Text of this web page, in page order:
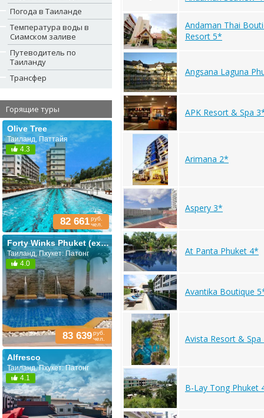
Погода в Таиланде
Температура воды в
Сиамском заливе
Путеводитель по
Таиланду
Трансфер
Горящие туры
Olive Tree
Таиланд, Паттайя
4.3
82 661руб.
чел.
Forty Winks Phuket (ex. Arimana)
Таиланд, Пхукет: Патонг
4.0
83 639руб.
чел.
Alfresco
Таиланд, Пхукет: Патонг
4.1
Andaman Thai
Resort 5*
Angsana Laguna
APK Resort & Spa
Arimana 2*
Aspery 3*
At Panta Phuket 4*
Avantika Boutique
Avista Resort &
B-Lay Tong Phuket